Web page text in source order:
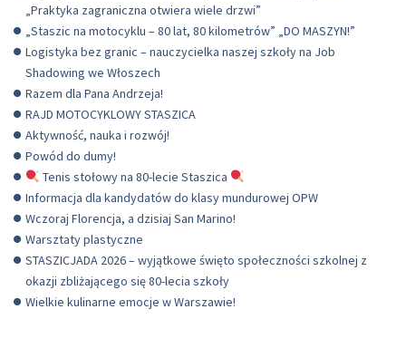
„Praktyka zagraniczna otwiera wiele drzwi”
„Staszic na motocyklu – 80 lat, 80 kilometrów” „DO MASZYN!”
Logistyka bez granic – nauczycielka naszej szkoły na Job
Shadowing we Włoszech
Razem dla Pana Andrzeja!
RAJD MOTOCYKLOWY STASZICA
Aktywność, nauka i rozwój!
Powód do dumy!
Tenis stołowy na 80-lecie Staszica
Informacja dla kandydatów do klasy mundurowej OPW
Wczoraj Florencja, a dzisiaj San Marino!
Warsztaty plastyczne
STASZICJADA 2026 – wyjątkowe święto społeczności szkolnej z
okazji zbliżającego się 80-lecia szkoły
Wielkie kulinarne emocje w Warszawie!